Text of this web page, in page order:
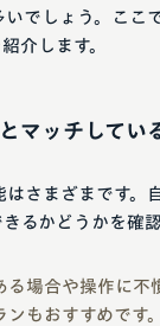
でしょう。ここ
介します。
マッチしてい
さまざまです。
るかどうかを確
る場合や操作に不
もおすすめです。